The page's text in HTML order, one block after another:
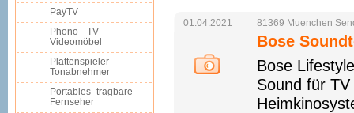
01.04.2021 81369 Muenchen
Bose
Bose
Sound für
PayTV
Phono-- TV--
Videomöbel
Plattenspieler-
Tonabnehmer
Portables- tragbare
Fernseher